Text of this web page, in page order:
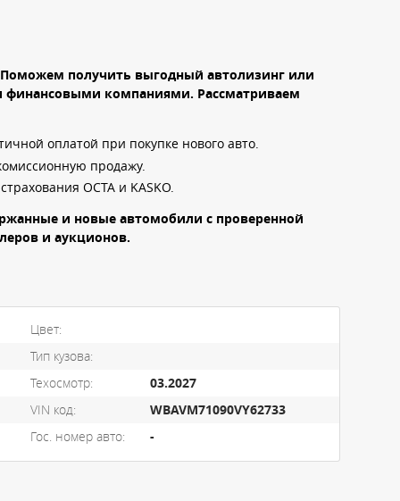
получить выгодный автолизинг или
финансовыми компаниями. Рассматриваем
оплатой при покупке нового авто.
продажу.
OCTA и KASKO.
и новые автомобили с проверенной
и аукционов.
Цвет:
Тип кузова:
Техосмотр:
03.2027
VIN код:
WBAVM71090VY62733
Гос. номер авто: -